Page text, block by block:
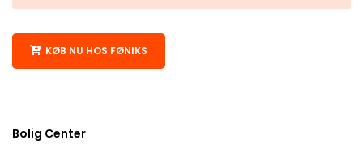
KØB NU HOS FØNIKS
Bolig Center